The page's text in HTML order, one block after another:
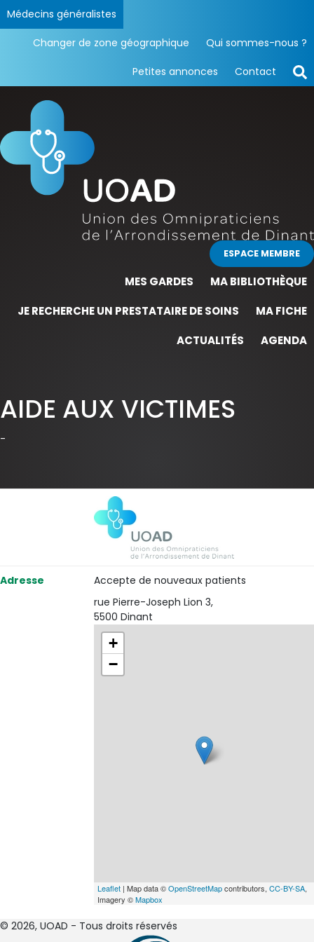
Médecins généralistes
Changer de zone géographique Qui sommes-nous ?
Petites annonces Contact
ESPACE MEMBRE
MES GARDES
MA BIBLIOTHÈQUE
JE RECHERCHE UN PRESTATAIRE DE SOINS
MA FICHE
ACTUALITÉS
AGENDA
AIDE AUX VICTIMES
-
Adresse
Accepte de nouveaux patients
rue Pierre-Joseph Lion 3,
5500 Dinant
+
−
Leaflet | Map data ©OpenStreetMapcontributors,CC-BY-SA,
Imagery ©Mapbox
© 2026, UOAD - Tous droits réservés